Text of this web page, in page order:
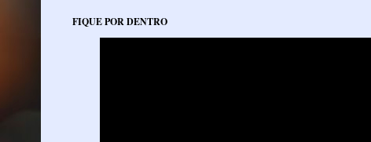
FIQUE POR DENTRO